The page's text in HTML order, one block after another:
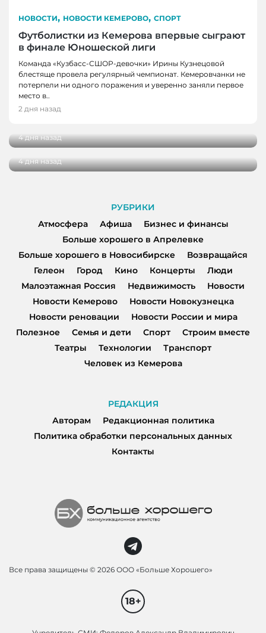
НОВОСТИ, НОВОСТИ КЕМЕРОВО, СПОРТ
Футболистки из Кемерова впервые сыграют
в финале Юношеской лиги
Команда «Кузбасс-СШОР-девочки» Ирины Кузнецовой
блестяще провела регулярный чемпионат. Кемеровчанки не
потерпели ни одного поражения и уверенно заняли первое
место в..
2 дня назад
НОВОСТИ, НОВОСТИ КЕМЕРОВО
В Кемерове выбрали лучшую практику
4 дня назад
НОВОСТИ, НОВОСТИ КЕМЕРОВО, НОВОСТИ
НОВОКУЗНЕЦКА
проектов
4 дня назад
РУБРИКИ
Атмосфера
Афиша
Бизнес и финансы
Больше хорошего в Апрелевке
Больше хорошего в Новосибирске
Возвращайся
Гелеон
Город Кино Концерты
Люди
Малоэтажная Россия
Недвижимость
Новости
Новости Кемерово
Новости Новокузнецка
Новости реновации
Новости России и мира
Полезное
Семья и дети Спорт
Строим вместе
Театры
Технологии
Транспорт
Человек из Кемерова
РЕДАКЦИЯ
Авторам
Редакционная политика
Политика обработки персональных данных
Контакты
Все права защищены © 2026 ООО «Больше Хорошего»
18+